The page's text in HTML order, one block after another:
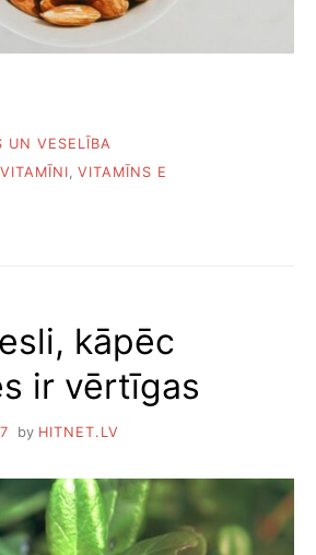
UN VESELĪBA
VITAMĪNI, VITAMĪNS E
UN
KUR
VAR
kāpēc
ir vērtīgas
by HITNET.LV